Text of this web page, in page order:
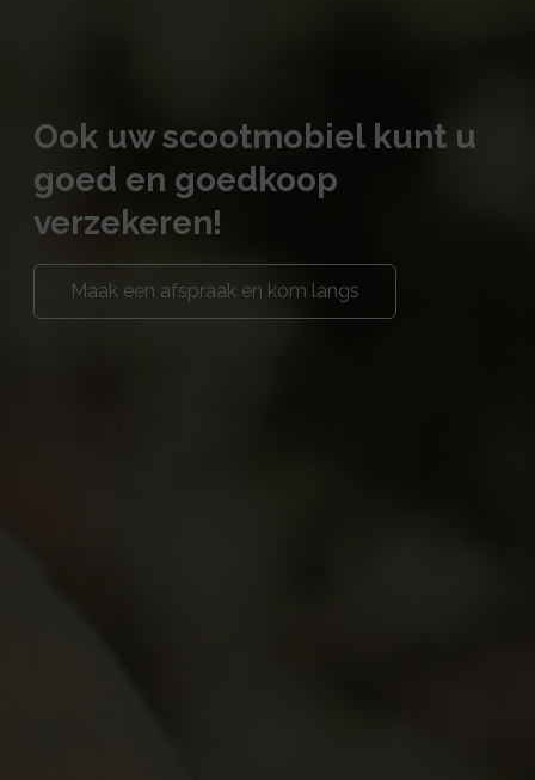
Ook uw scootmobiel kunt u
goed en goedkoop
verzekeren!
Maak een afspraak en kom langs